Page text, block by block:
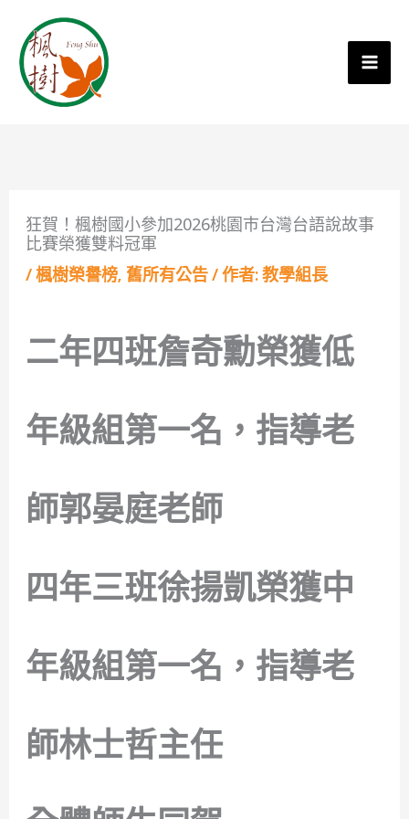
狂賀！楓樹國小參加2026桃園巿台灣台語說故事
比賽榮獲雙料冠軍
/楓樹榮譽榜, 舊所有公告/ 作者:教學組長
二年四班詹奇勳榮獲低
年級組第一名，指導老
師郭晏庭老師
四年三班徐揚凱榮獲中
年級組第一名，指導老
師林士哲主任